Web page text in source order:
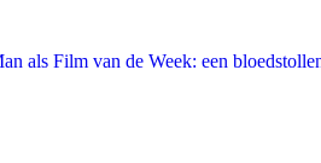
als Film van de Week: een